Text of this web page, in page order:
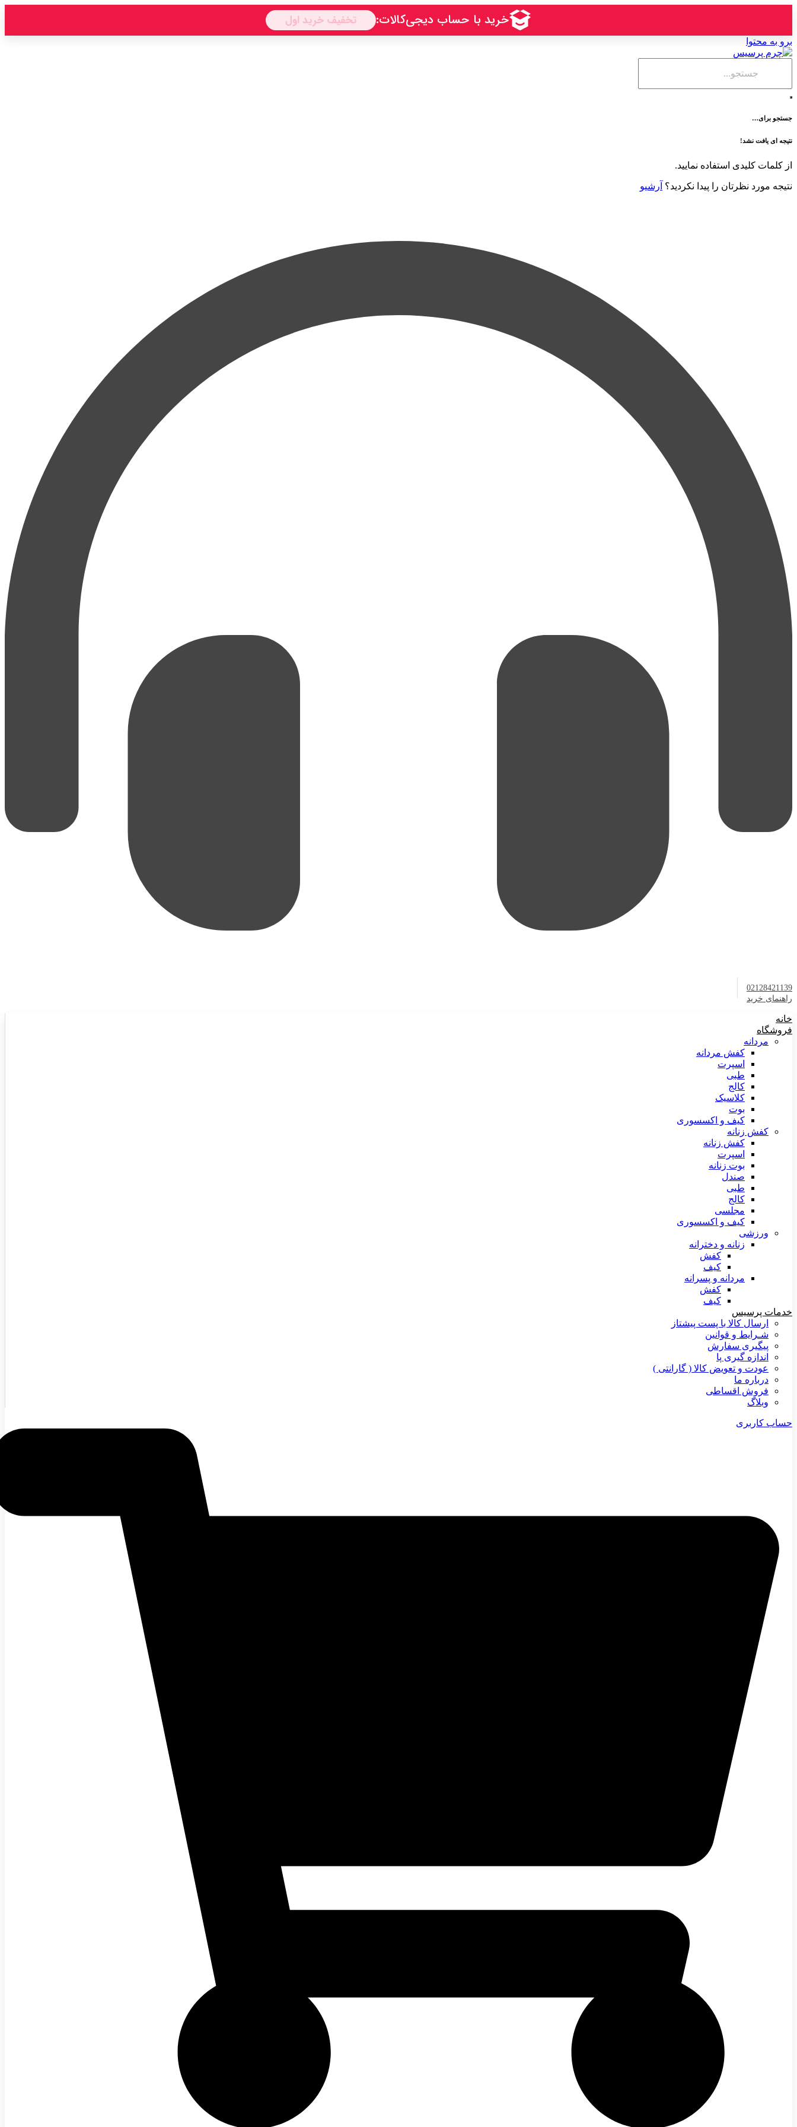
برو به محتوا
جستجو برای…
نتیجه ای یافت نشد!
از کلمات کلیدی استفاده نمایید.
نتیجه مورد نظرتان را پیدا نکردید؟ آرشیو
02128421139
راهنمای خرید
خانه
فروشگاه
مردانه
کفش مردانه
اسپرت
طبی
کالج
کلاسیک
بوت
کیف و اکسسوری
کفش زنانه
کفش زنانه
اسپرت
بوت زنانه
صندل
طبی
کالج
مجلسی
کیف و اکسسوری
ورزشی
زنانه و دخترانه
کفش
کیف
مردانه و پسرانه
کفش
کیف
خدمات پرسیس
ارسال کالا با پست پیشتاز
شـرایط و قوانین
پیگیری سفارش
اندازه گیری پا
عودت و تعویض کالا ( گارانتی )
درباره ما
فروش اقساطی
وبلاگ
حساب کاربری